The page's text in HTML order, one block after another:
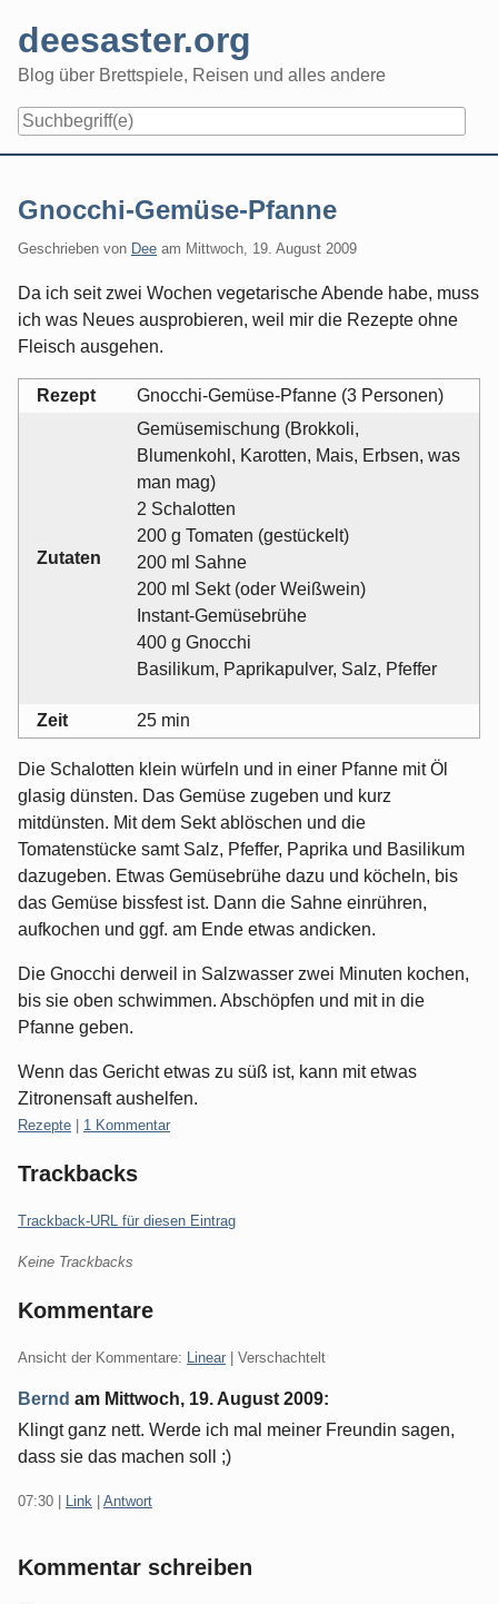
content
deesaster.org
Blog über Brettspiele, Reisen und alles andere
Gnocchi-Gemüse-Pfanne
Geschrieben von Dee am Mittwoch, 19. August 2009
Da ich seit zwei Wochen vegetarische Abende habe, muss
ich was Neues ausprobieren, weil mir die Rezepte ohne
Fleisch ausgehen.
Rezept Gnocchi-Gemüse-Pfanne (3 Personen)
Zutaten
Gemüsemischung (Brokkoli,
Blumenkohl, Karotten, Mais, Erbsen, was
man mag)
2 Schalotten
200 g Tomaten (gestückelt)
200 ml Sahne
200 ml Sekt (oder Weißwein)
Instant-Gemüsebrühe
400 g Gnocchi
Basilikum, Paprikapulver, Salz, Pfeffer
Zeit 25 min
Die Schalotten klein würfeln und in einer Pfanne mit Öl
glasig dünsten. Das Gemüse zugeben und kurz
mitdünsten. Mit dem Sekt ablöschen und die
Tomatenstücke samt Salz, Pfeffer, Paprika und Basilikum
dazugeben. Etwas Gemüsebrühe dazu und köcheln, bis
das Gemüse bissfest ist. Dann die Sahne einrühren,
aufkochen und ggf. am Ende etwas andicken.
Die Gnocchi derweil in Salzwasser zwei Minuten kochen,
bis sie oben schwimmen. Abschöpfen und mit in die
Pfanne geben.
Wenn das Gericht etwas zu süß ist, kann mit etwas
Zitronensaft aushelfen.
Kategorien:
Rezepte 1 Kommentar
Trackbacks
Trackback-URL für diesen Eintrag
Keine Trackbacks
Kommentare
Ansicht der Kommentare: Linear | Verschachtelt
Bernd am Mittwoch, 19. August 2009:
Klingt ganz nett. Werde ich mal meiner Freundin sagen,
dass sie das machen soll ;)
07:30 Link Antwort
Kommentar schreiben